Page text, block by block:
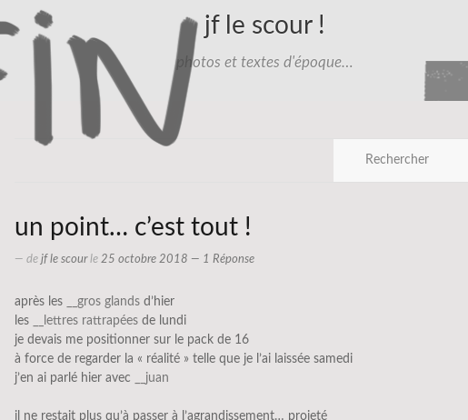
jf le scour !
photos et textes d'époque…
un point… c’est tout !
— de jf le scourle 25 octobre 2018 — 1 Réponse
après les __gros glands d’hier
les
__lettres rattrapées de lundi
je devais me positionner sur le pack de 16
à force de regarder la « réalité » telle que je l’ai laissée samedi
j’en ai parlé hier avec
__juan
il ne restait plus qu’à passer à l’agrandissement… projeté